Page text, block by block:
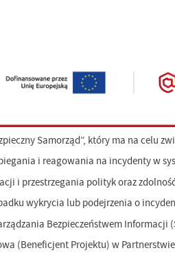
Samorząd”, który ma na celu
i reagowania na incydenty w
i przestrzegania polityk oraz
wykrycia lub podejrzenia o
Bezpieczeństwem Informacji
(Beneficjent Projektu) w